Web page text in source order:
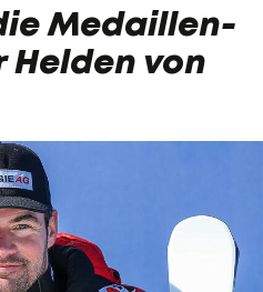
Medaillen-
Helden von